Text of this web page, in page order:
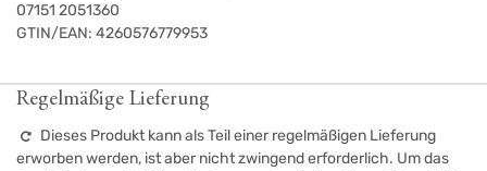
07151 2051360
GTIN/EAN: 4260576779953
Regelmäßige Lieferung
Dieses Produkt kann als Teil einer regelmäßigen Lieferung
erworben werden, ist aber nicht zwingend erforderlich. Um das